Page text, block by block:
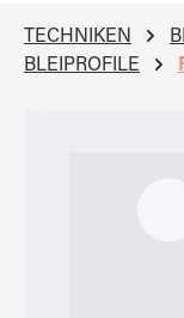
TECHNIKEN
BLEIPROFILE